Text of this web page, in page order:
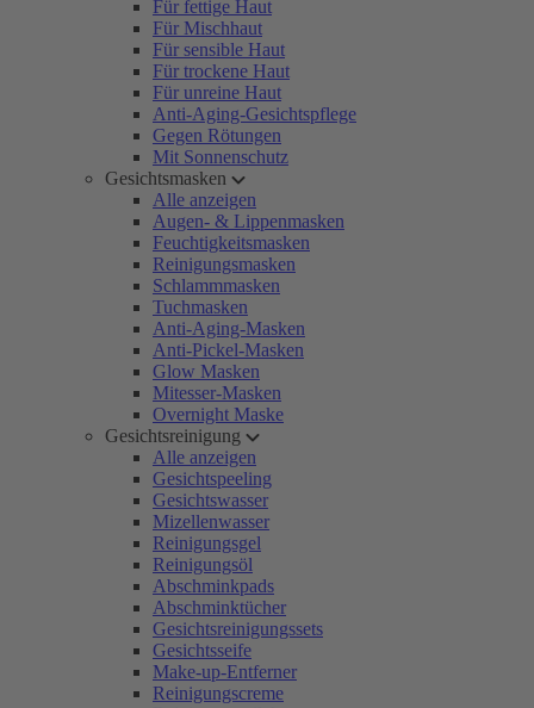
Für fettige Haut
Für Mischhaut
Für sensible Haut
Für trockene Haut
Für unreine Haut
Anti-Aging-Gesichtspflege
Gegen Rötungen
Mit Sonnenschutz
Gesichtsmasken
Alle anzeigen
Augen- & Lippenmasken
Feuchtigkeitsmasken
Reinigungsmasken
Schlammmasken
Tuchmasken
Anti-Aging-Masken
Anti-Pickel-Masken
Glow Masken
Mitesser-Masken
Overnight Maske
Gesichtsreinigung
Alle anzeigen
Gesichtspeeling
Gesichtswasser
Mizellenwasser
Reinigungsgel
Reinigungsöl
Abschminkpads
Abschminktücher
Gesichtsreinigungssets
Gesichtsseife
Make-up-Entferner
Reinigungscreme